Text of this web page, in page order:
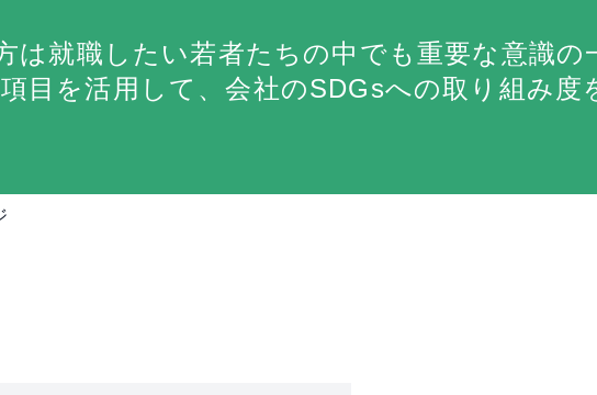
は就職したい若者たちの中でも重要な意識
目を活用して、会社のSDGsへの取り組み